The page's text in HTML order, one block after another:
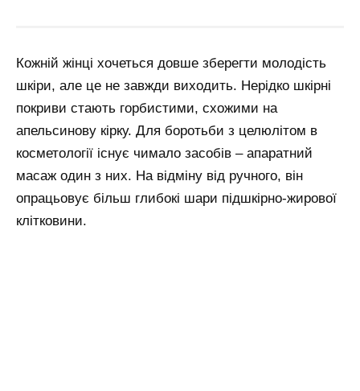
Кожній жінці хочеться довше зберегти молодість
шкіри, але це не завжди виходить. Нерідко шкірні
покриви стають горбистими, схожими на
апельсинову кірку. Для боротьби з целюлітом в
косметології існує чимало засобів – апаратний
масаж один з них. На відміну від ручного, він
опрацьовує більш глибокі шари підшкірно-жирової
клітковини.